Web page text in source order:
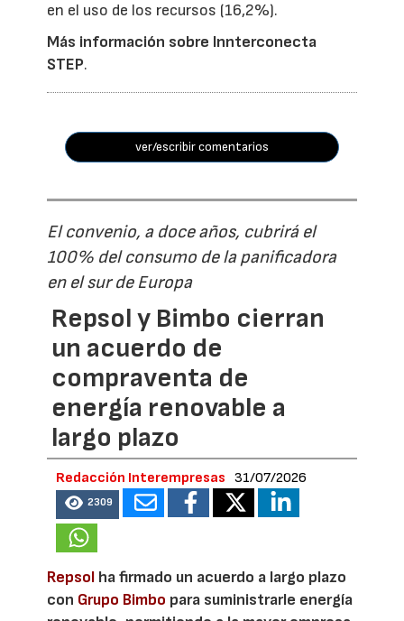
en el uso de los recursos (16,2%).
Más información sobre Innterconecta
STEP.
ver/escribir comentarios
El convenio, a doce años, cubrirá el
100% del consumo de la panificadora
en el sur de Europa
Repsol y Bimbo cierran
un acuerdo de
compraventa de
energía renovable a
largo plazo
Redacción Interempresas 31/07/2026
2309
Repsol ha firmado un acuerdo a largo plazo
con Grupo Bimbo para suministrarle energía